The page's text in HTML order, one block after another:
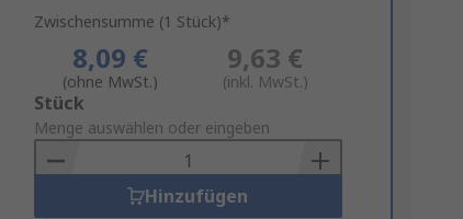
Zwischensumme (1 Stück)*
8,09 €
(ohne MwSt.)
9,63 €
(inkl. MwSt.)
Add
to
Basket
Stück
Menge auswählen oder eingeben
Hinzufügen